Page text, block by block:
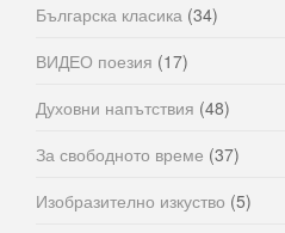
Българска класика (34)
ВИДЕО поезия (17)
Духовни напътствия (48)
За свободното време (37)
Изобразително изкуство (5)